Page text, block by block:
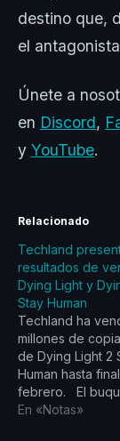
destino que,
el
Únete a
en Discord,
y YouTube.
Relacionado
Techland
resultados de
Dying Light y
Stay Human
Techland ha
millones de
de Dying Light 2
Human hasta
febrero. El
insignia de
En «Notas»